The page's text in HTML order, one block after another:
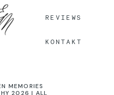
REVIEWS
KONTAKT
MEMORIES
2026 | ALL